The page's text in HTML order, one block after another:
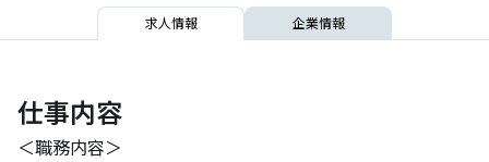
求人情報 企業情報
仕事内容
＜職務内容＞